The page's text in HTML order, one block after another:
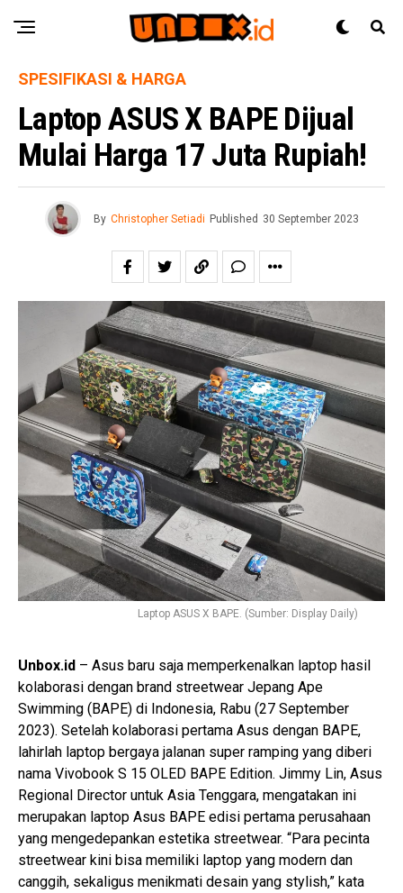
SPESIFIKASI & HARGA
Laptop ASUS X BAPE Dijual
Mulai Harga 17 Juta Rupiah!
By Christopher Setiadi Published 30 September 2023
Laptop ASUS X BAPE. (Sumber: Display Daily)
Unbox.id – Asus baru saja memperkenalkan laptop hasil
kolaborasi dengan brand streetwear Jepang Ape
Swimming (BAPE) di Indonesia, Rabu (27 September
2023). Setelah kolaborasi pertama Asus dengan BAPE,
lahirlah laptop bergaya jalanan super ramping yang diberi
nama Vivobook S 15 OLED BAPE Edition. Jimmy Lin, Asus
Regional Director untuk Asia Tenggara, mengatakan ini
merupakan laptop Asus BAPE edisi pertama perusahaan
yang mengedepankan estetika streetwear. “Para pecinta
streetwear kini bisa memiliki laptop yang modern dan
canggih, sekaligus menikmati desain yang stylish,” kata